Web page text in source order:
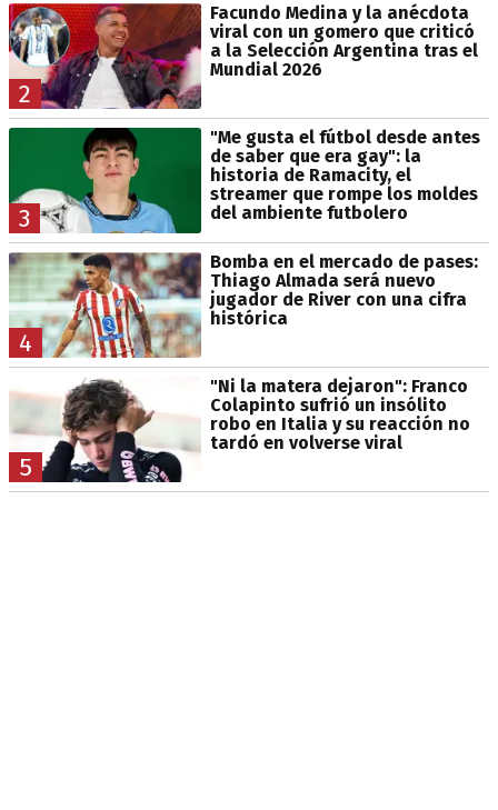
2
Facundo Medina y la anécdota
viral con un gomero que criticó
a la Selección Argentina tras el
Mundial 2026
3
"Me gusta el fútbol desde antes
de saber que era gay": la
historia de Ramacity, el
streamer que rompe los moldes
del ambiente futbolero
4
Bomba en el mercado de pases:
Thiago Almada será nuevo
jugador de River con una cifra
histórica
5
"Ni la matera dejaron": Franco
Colapinto sufrió un insólito
robo en Italia y su reacción no
tardó en volverse viral